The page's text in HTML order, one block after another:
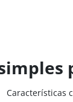
Características